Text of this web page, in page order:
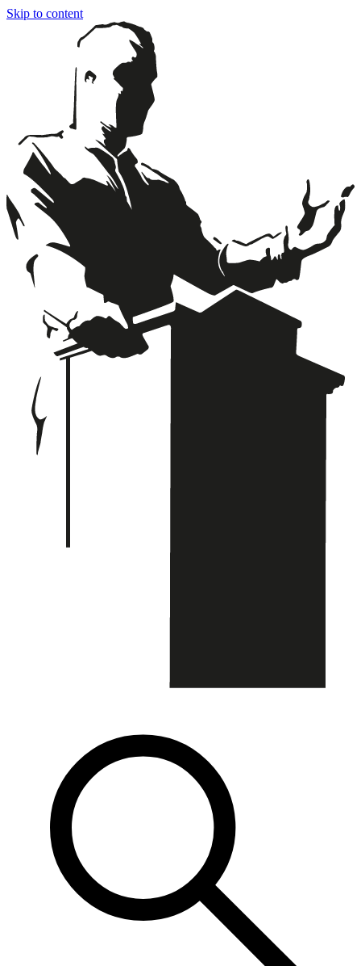
Skip to content